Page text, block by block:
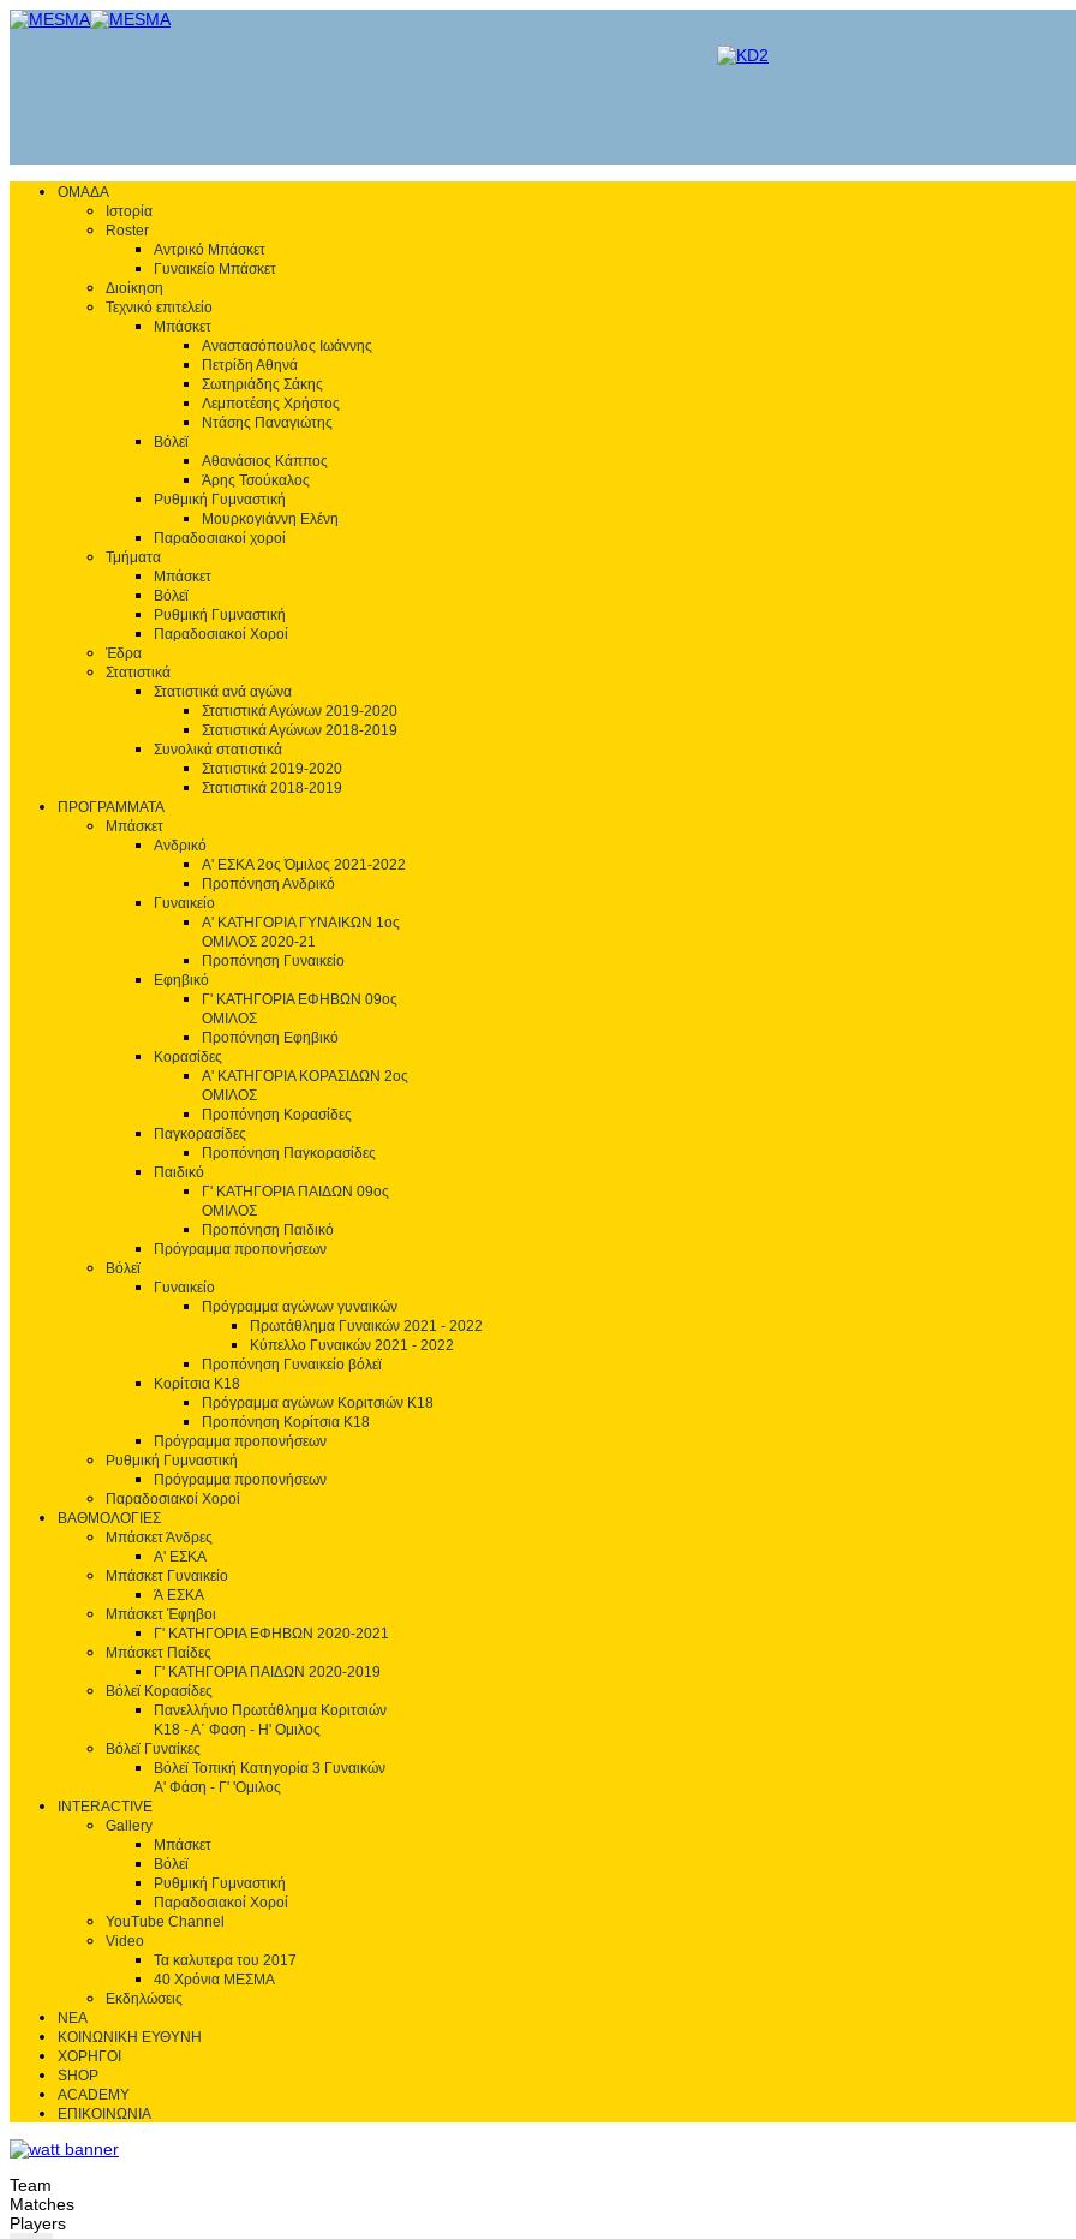
ΟΜΑΔΑ
Ιστορία
Roster
Αντρικό Μπάσκετ
Γυναικείο Μπάσκετ
Διοίκηση
Τεχνικό επιτελείο
Μπάσκετ
Αναστασόπουλος Ιωάννης
Πετρίδη Αθηνά
Σωτηριάδης Σάκης
Λεμποτέσης Χρήστος
Ντάσης Παναγιώτης
Βόλεϊ
Αθανάσιος Κάππος
Άρης Τσούκαλος
Ρυθμική Γυμναστική
Μουρκογιάννη Ελένη
Παραδοσιακοί χοροί
Τμήματα
Μπάσκετ
Βόλεϊ
Ρυθμική Γυμναστική
Παραδοσιακοί Χοροί
Έδρα
Στατιστικά
Στατιστικά ανά αγώνα
Στατιστικά Αγώνων 2019-2020
Στατιστικά Αγώνων 2018-2019
Συνολικά στατιστικά
Στατιστικά 2019-2020
Στατιστικά 2018-2019
ΠΡΟΓΡΑΜΜΑΤΑ
Μπάσκετ
Ανδρικό
Α' ΕΣΚΑ 2ος Όμιλος 2021-2022
Προπόνηση Ανδρικό
Γυναικείο
Α' ΚΑΤΗΓΟΡΙΑ ΓΥΝΑΙΚΩΝ 1ος
ΟΜΙΛΟΣ 2020-21
Προπόνηση Γυναικείο
Εφηβικό
Γ' ΚΑΤΗΓΟΡΙΑ ΕΦΗΒΩΝ 09ος
ΟΜΙΛΟΣ
Προπόνηση Εφηβικό
Κορασίδες
Α' ΚΑΤΗΓΟΡΙΑ ΚΟΡΑΣΙΔΩΝ 2ος
ΟΜΙΛΟΣ
Προπόνηση Κορασίδες
Παγκορασίδες
Προπόνηση Παγκορασίδες
Παιδικό
Γ' ΚΑΤΗΓΟΡΙΑ ΠΑΙΔΩΝ 09ος
ΟΜΙΛΟΣ
Προπόνηση Παιδικό
Πρόγραμμα προπονήσεων
Βόλεϊ
Γυναικείο
Πρόγραμμα αγώνων γυναικών
Πρωτάθλημα Γυναικών 2021 - 2022
Κύπελλο Γυναικών 2021 - 2022
Προπόνηση Γυναικείο βόλεϊ
Κορίτσια Κ18
Πρόγραμμα αγώνων Κοριτσιών Κ18
Προπόνηση Κορίτσια Κ18
Πρόγραμμα προπονήσεων
Ρυθμική Γυμναστική
Πρόγραμμα προπονήσεων
Παραδοσιακοί Χοροί
ΒΑΘΜΟΛΟΓΙΕΣ
Μπάσκετ Άνδρες
Α' ΕΣΚΑ
Μπάσκετ Γυναικείο
Ά ΕΣΚΑ
Μπάσκετ Έφηβοι
Γ' ΚΑΤΗΓΟΡΙΑ ΕΦΗΒΩΝ 2020-2021
Μπάσκετ Παίδες
Γ' ΚΑΤΗΓΟΡΙΑ ΠΑΙΔΩΝ 2020-2019
Βόλεϊ Κορασίδες
Πανελλήνιο Πρωτάθλημα Κοριτσιών
Κ18 - Α΄ Φαση - H' Ομιλος
Βόλεϊ Γυναίκες
Βόλεϊ Τοπική Κατηγορία 3 Γυναικών
Α' Φάση - Γ' 'Ομιλος
INTERACTIVE
Gallery
Μπάσκετ
Βόλεϊ
Ρυθμική Γυμναστική
Παραδοσιακοί Χοροί
YouTube Channel
Video
Τα καλυτερα του 2017
40 Χρόνια ΜΕΣΜΑ
Εκδηλώσεις
ΝΕΑ
ΚΟΙΝΩΝΙΚΗ ΕΥΘΥΝΗ
ΧΟΡΗΓΟΙ
SHOP
ACADEMY
ΕΠΙΚΟΙΝΩΝΙΑ
Team
Matches
Players